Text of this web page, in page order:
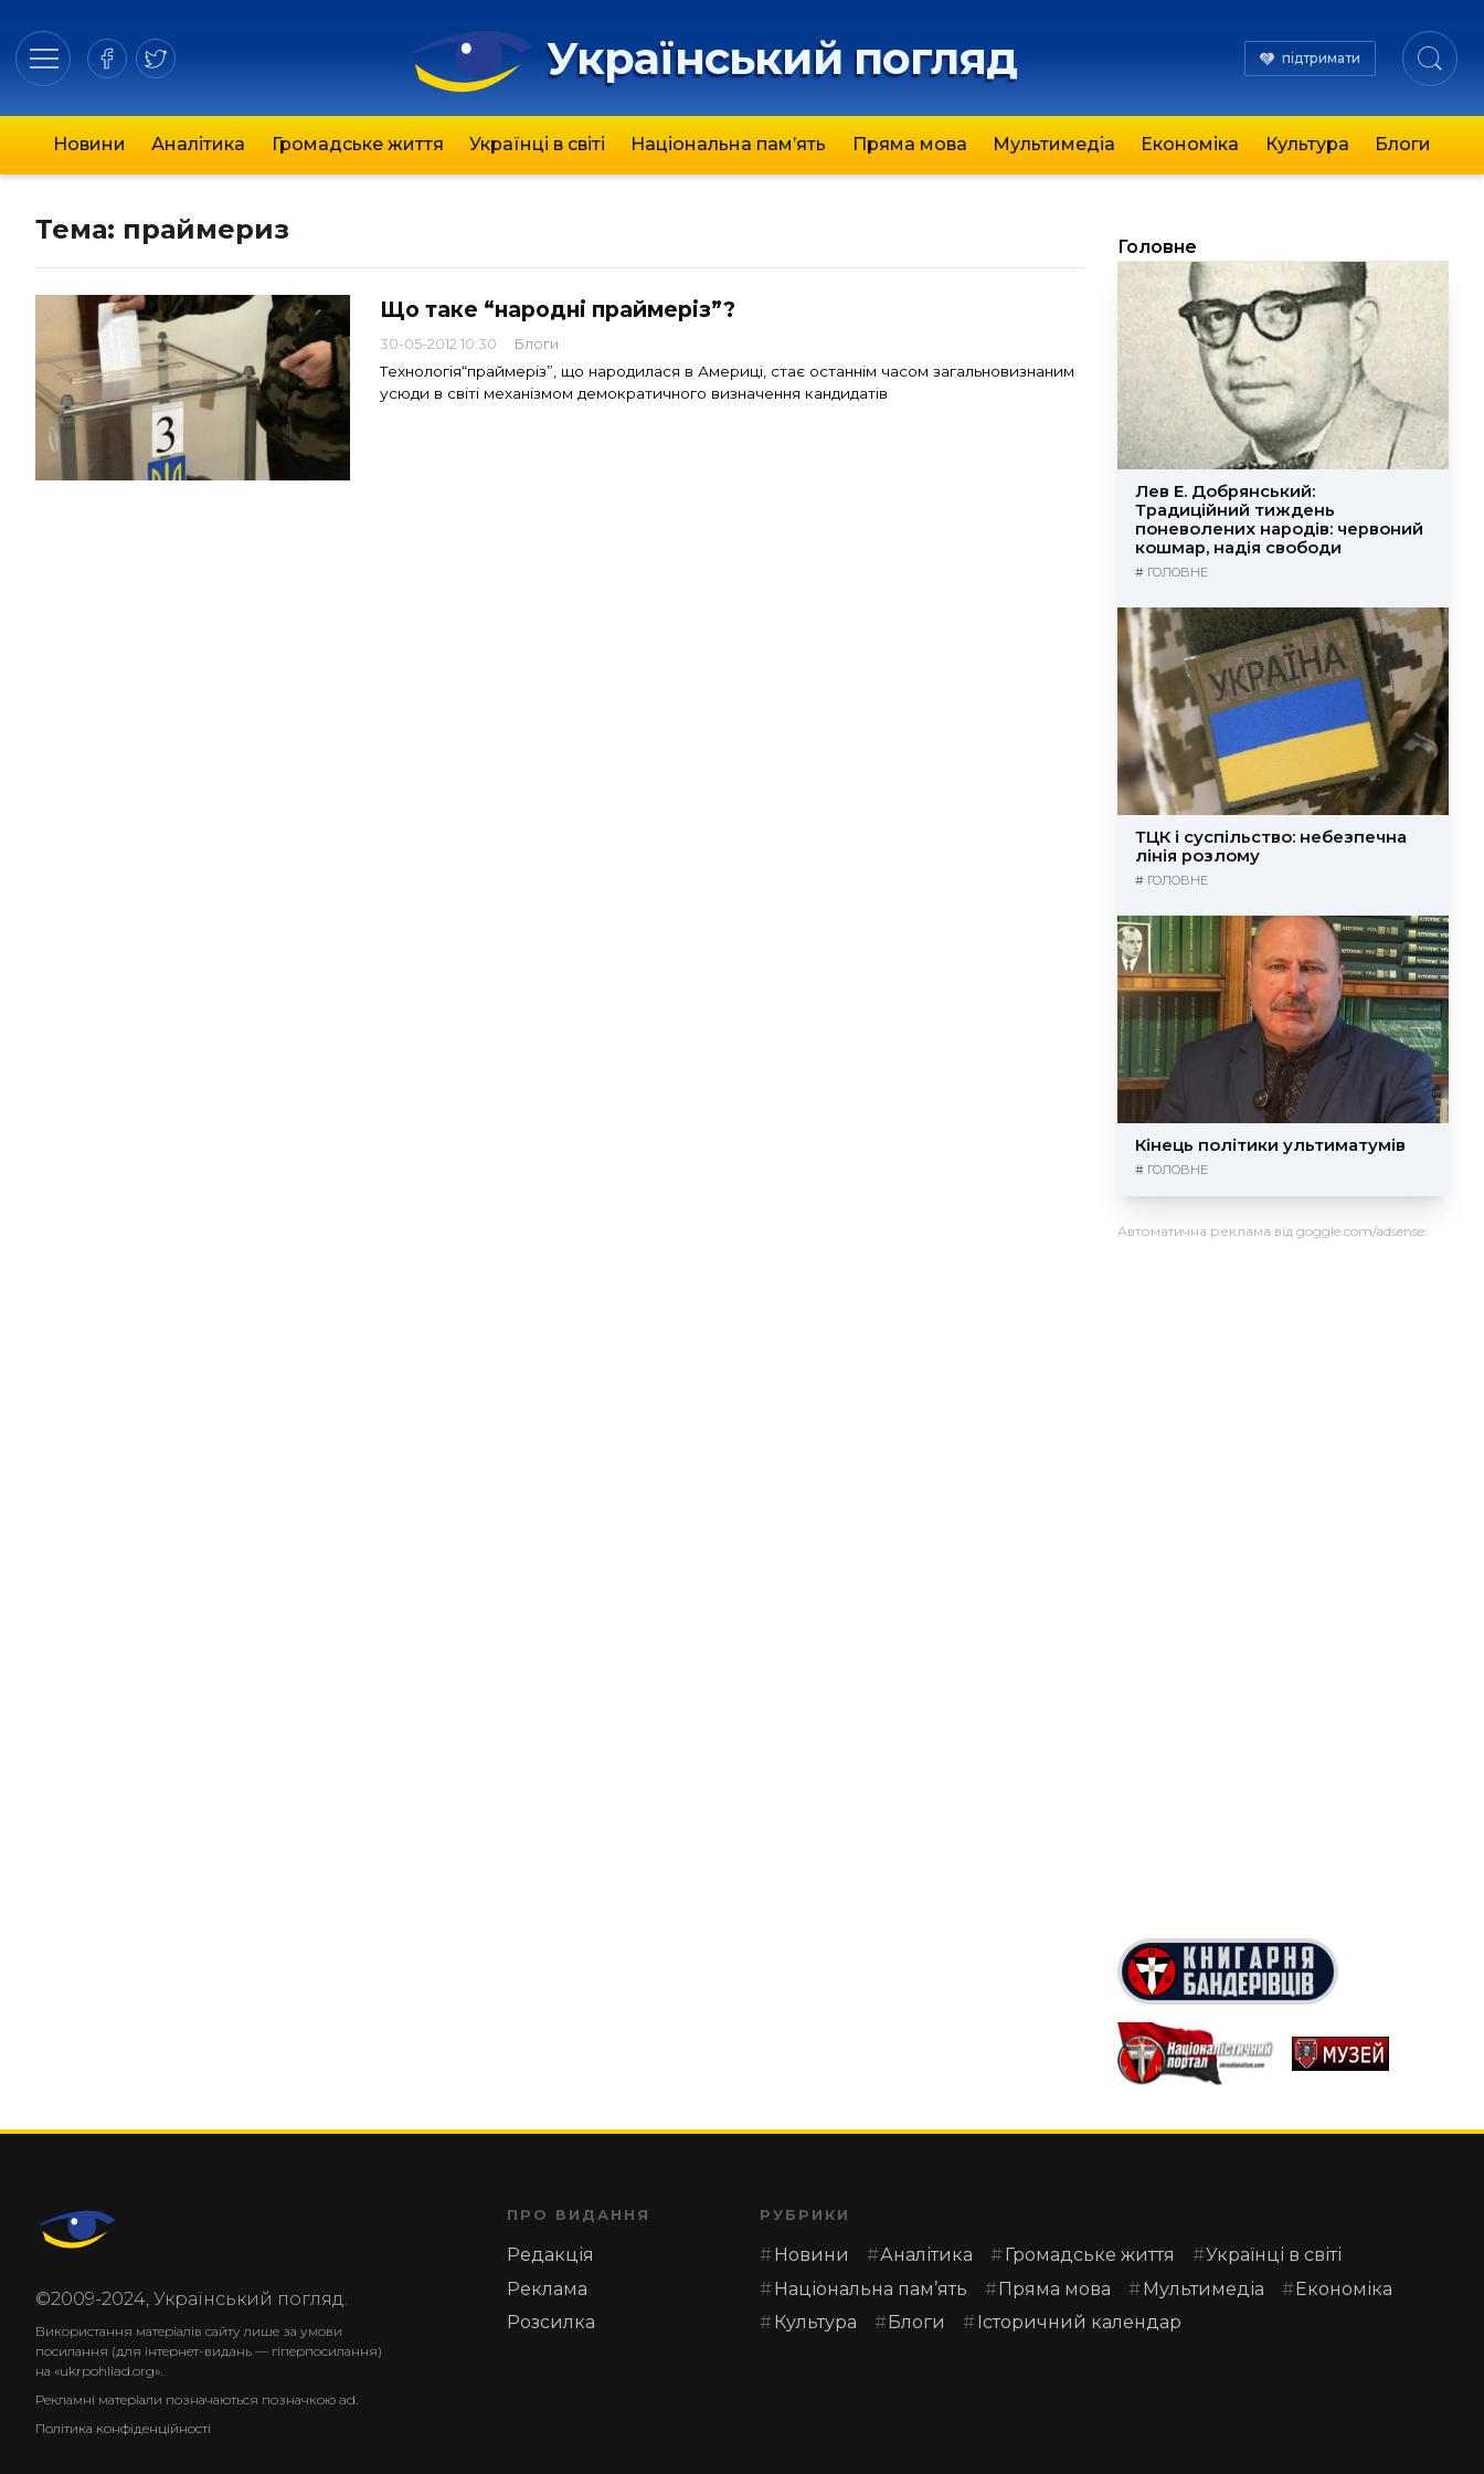
Український погляд підтримати
Новини Аналітика Громадське життя Українці в світі Національна пам’ять Пряма мова Мультимедіа Економіка Культура Блоги
Тема: праймериз
Що таке “народні праймеріз”?
30-05-2012 10:30 Блоги
Технологія“праймеріз”, що народилася в Америці, стає останнім часом загальновизнаним
усюди в світі механізмом демократичного визначення кандидатів
Головне
Лев Е. Добрянський:
Традиційний тиждень
поневолених народів: червоний
кошмар, надія свободи
# ГОЛОВНЕ
ТЦК і суспільство: небезпечна
лінія розлому
# ГОЛОВНЕ
Кінець політики ультиматумів
# ГОЛОВНЕ
Автоматична реклама від goggle.com/adsense:
©2009-2024, Український погляд.
Використання матеріалів сайту лише за умови
посилання (для інтернет-видань — гіперпосилання)
на «ukrpohliad.org».
Рекламні матеріали позначаються позначкою ad.
Політика конфіденційності
ПРО ВИДАННЯ
Редакція
Реклама
Розсилка
РУБРИКИ
Новини Аналітика Громадське життя
Українці в світі
Національна пам’ять
Пряма мова Мультимедіа
Економіка
Культура
Блоги Історичний календар